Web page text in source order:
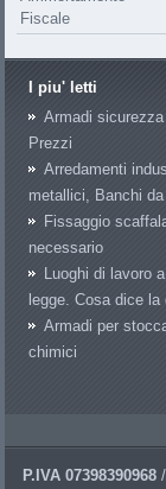
Fiscale
I piu' letti
Armadi
Prezzi
Arredamenti
metallici, Banchi
Fissaggio
necessario
Luoghi di lavoro
legge. Cosa dice la
Armadi per
chimici
P.IVA 07398390968